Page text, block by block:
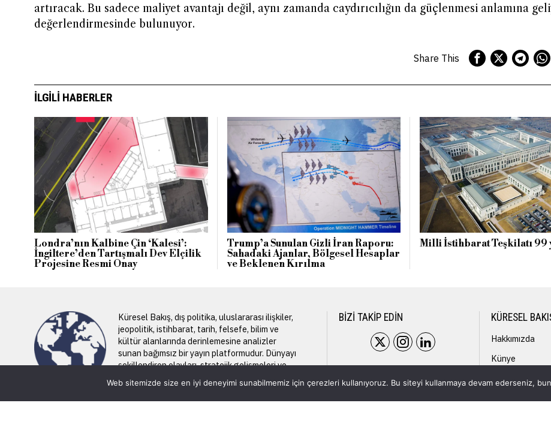
artıracak. Bu sadece maliyet avantajı değil, aynı zamanda caydırıcılığın da güçlenmesi anlamına
değerlendirmesinde bulunuyor.
Share This
İLGILI HABERLER
Londra’nın Kalbine Çin ‘Kalesi’:
İngiltere’den Tartışmalı Dev Elçilik
Projesine Resmi Onay
Trump’a Sunulan Gizli İran Raporu:
Sahadaki Ajanlar, Bölgesel Hesaplar
ve Beklenen Kırılma
Milli İstihbarat Teşkilatı 99
Küresel Bakış, dış politika, uluslararası ilişkiler,
jeopolitik, istihbarat, tarih, felsefe, bilim ve
kültür alanlarında derinlemesine analizler
sunan bağımsız bir yayın platformudur. Dünyayı
şekillendiren olayları, stratejik gelişmeleri ve
küresel dengeleri geniş bir perspektiften
okurlarına aktarır.
BIZI TAKIP EDIN KÜRESEL
Hakkımızda
Künye
İletişim
Web sitemizde size en iyi deneyimi sunabilmemiz için çerezleri kullanıyoruz. Bu siteyi kullanmaya devam ederseniz,